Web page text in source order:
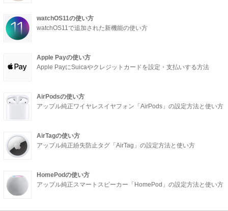
watchOS11の使い方
watchOS11で追加された新機能の使い方
Apple Payの使い方
Apple PayにSuicaやクレジットカードを設定・支払いする方法
AirPodsの使い方
アップル純正ワイヤレスイヤフォン「AirPods」の設定方法と使い方
AirTagの使い方
アップル純正紛失防止タグ「AirTag」の設定方法と使い方
HomePodの使い方
アップル純正スマートスピーカー「HomePod」の設定方法と使い方